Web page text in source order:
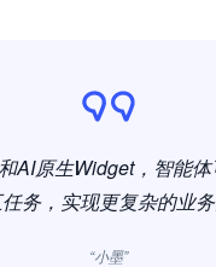
AI原生Widget，智能
务，实现更复杂的业务
“小墨”